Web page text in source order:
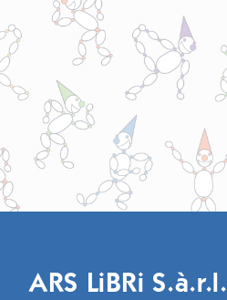
ARS LiBRi S.à.r.l.